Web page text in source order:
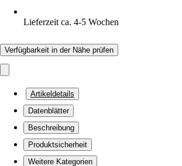
Lieferzeit ca. 4-5 Wochen
Verfügbarkeit in der Nähe prüfen
Artikeldetails
Datenblätter
Beschreibung
Produktsicherheit
Weitere Kategorien